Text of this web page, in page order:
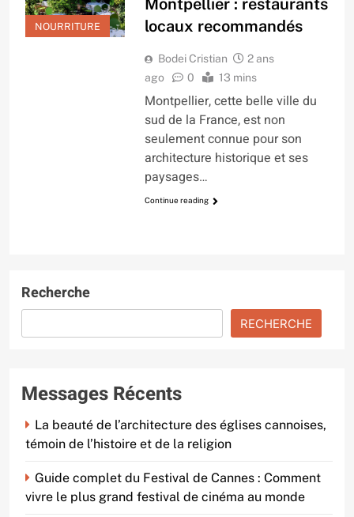
NOURRITURE
Montpellier : restaurants
locaux recommandés
Bodei Cristian
2 ans
ago
0 13 mins
Montpellier, cette belle ville du
sud de la France, est non
seulement connue pour son
architecture historique et ses
paysages…
Continue reading
Recherche
RECHERCHE
Messages Récents
La beauté de l’architecture des églises cannoises,
témoin de l’histoire et de la religion
Guide complet du Festival de Cannes : Comment
vivre le plus grand festival de cinéma au monde